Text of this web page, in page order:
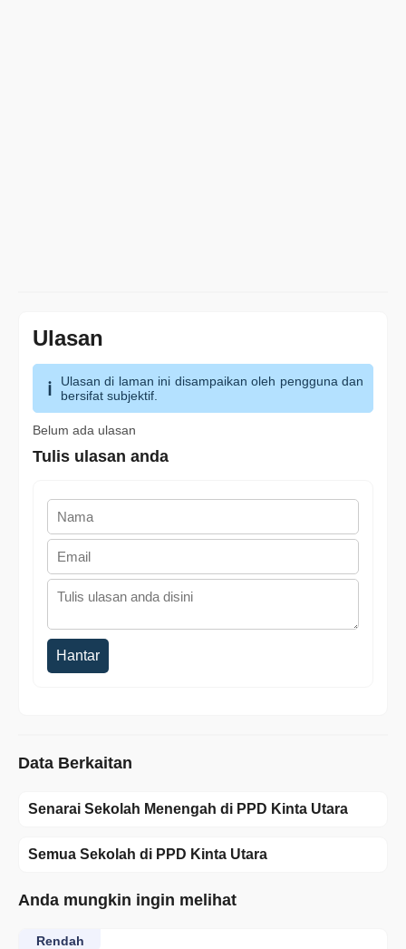
Ulasan
Ulasan di laman ini disampaikan oleh pengguna dan
bersifat subjektif.
Belum ada ulasan
Tulis ulasan anda
Hantar
Data Berkaitan
Senarai Sekolah Menengah di PPD Kinta Utara
Semua Sekolah di PPD Kinta Utara
Anda mungkin ingin melihat
Rendah